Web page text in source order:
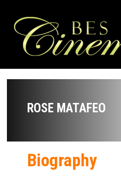
ROSE MATAFEO
Biography